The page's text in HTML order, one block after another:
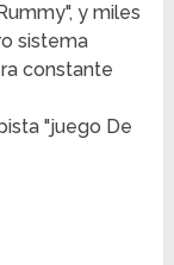
y miles
sistema
constante
"juego De